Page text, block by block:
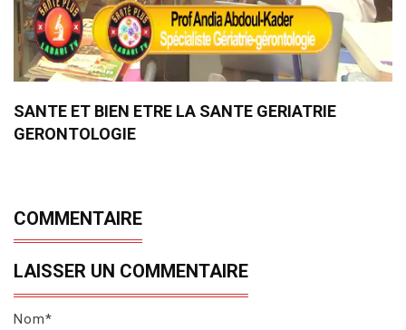
SANTE ET BIEN ETRE LA SANTE GERIATRIE
GERONTOLOGIE
COMMENTAIRE
LAISSER UN COMMENTAIRE
Nom*